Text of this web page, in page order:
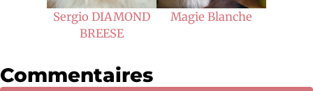
Sergio DIAMOND
BREESE
Magie Blanche
Commentaires